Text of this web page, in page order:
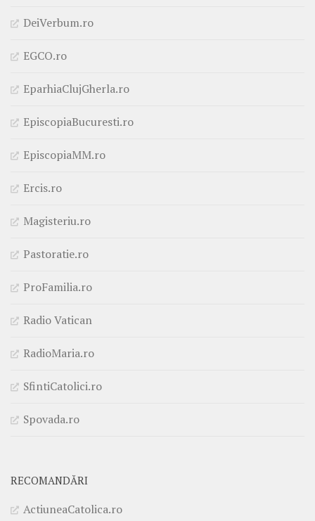
DeiVerbum.ro
EGCO.ro
EparhiaClujGherla.ro
EpiscopiaBucuresti.ro
EpiscopiaMM.ro
Ercis.ro
Magisteriu.ro
Pastoratie.ro
ProFamilia.ro
Radio Vatican
RadioMaria.ro
SfintiCatolici.ro
Spovada.ro
RECOMANDĂRI
ActiuneaCatolica.ro